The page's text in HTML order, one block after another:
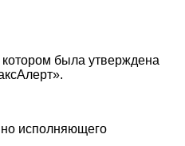
котором была утверждена
исполняющего